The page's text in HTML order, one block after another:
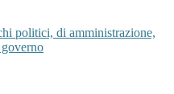
politici, di amministrazione,